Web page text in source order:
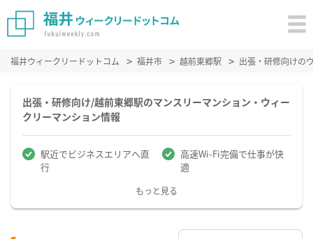
福井ウィークリードットコム 福井市 越前東郷駅 出張・研修向けの
出張・研修向け/越前東郷駅のマンスリーマンション・ウィー
クリーマンション情報
駅近でビジネスエリアへ直
行
高速Wi-Fi完備で仕事が快
適
もっと見る